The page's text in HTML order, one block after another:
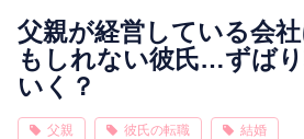
父親が経営している会
もしれない彼氏…ずば
いく？
父親 彼氏の転職 結婚